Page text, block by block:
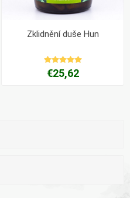
Zklidnění duše Hun
€25,62